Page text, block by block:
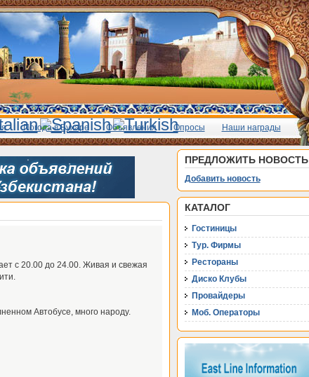
Погода в Бухаре Объявления Опросы Наши награды
с 20.00 до 24.00. Живая и свежая
Автобусе, много народу.
ПРЕДЛОЖИТЬ НОВОСТЬ
Добавить новость
КАТАЛОГ
Гостиницы
Тур. Фирмы
Рестораны
Диско Клубы
Провайдеры
Моб. Операторы